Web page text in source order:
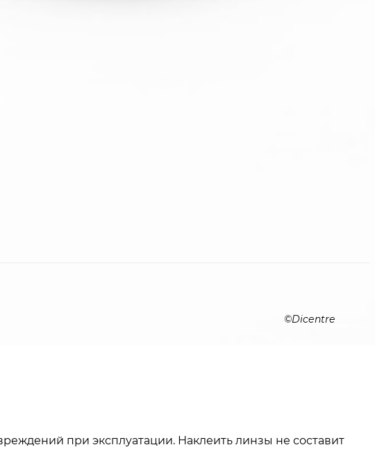
Dicentre
при эксплуатации. Наклеить линзы не составит